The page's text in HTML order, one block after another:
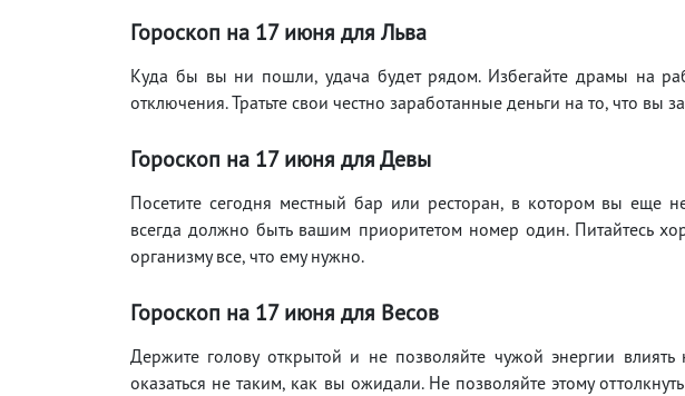
Гороскоп на 17июня для Льва
Куда бы вы ни пошли, удача будет рядом. Избегайте драмы на
отключения. Тратьте свои честно заработанные деньги на то, что вы
Гороскоп на 17июня для Девы
Посетите сегодня местный бар или ресторан, в котором вы еще
всегда должно быть вашим приоритетом номер один. Питайтесь
организму все, что ему нужно.
Гороскоп на 17июня для Весов
Держите голову открытой и не позволяйте чужой энергии
оказаться не таким, как вы ожидали. Не позволяйте этому